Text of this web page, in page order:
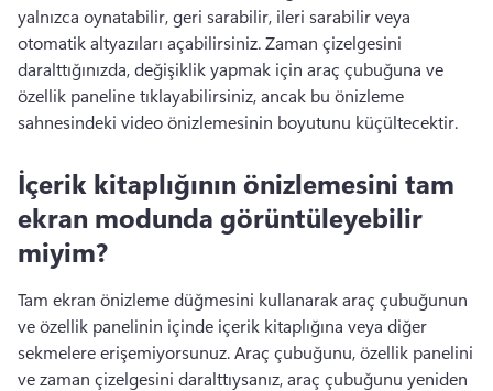
yalnızca oynatabilir, geri sarabilir, ileri sarabilir veya
otomatik altyazıları açabilirsiniz. Zaman çizelgesini
daralttığınızda, değişiklik yapmak için araç çubuğuna ve
özellik paneline tıklayabilirsiniz, ancak bu önizleme
sahnesindeki video önizlemesinin boyutunu küçültecektir.
İçerik kitaplığının önizlemesini tam
ekran modunda görüntüleyebilir
miyim?
Tam ekran önizleme düğmesini kullanarak araç çubuğunun
ve özellik panelinin içinde içerik kitaplığına veya diğer
sekmelere erişemiyorsunuz. Araç çubuğunu, özellik panelini
ve zaman çizelgesini daralttıysanız, araç çubuğunu yeniden